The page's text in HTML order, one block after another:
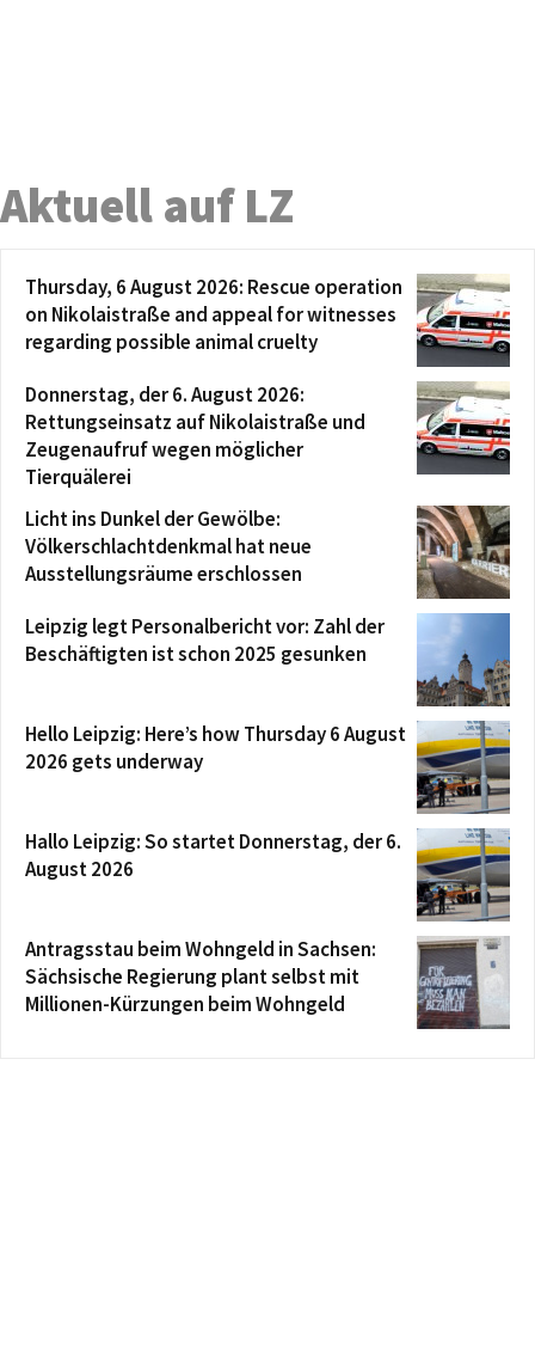
Aktuell auf LZ
Thursday, 6 August 2026: Rescue operation
on Nikolaistraße and appeal for witnesses
regarding possible animal cruelty
Donnerstag, der 6. August 2026:
Rettungseinsatz auf Nikolaistraße und
Zeugenaufruf wegen möglicher
Tierquälerei
Licht ins Dunkel der Gewölbe:
Völkerschlachtdenkmal hat neue
Ausstellungsräume erschlossen
Leipzig legt Personalbericht vor: Zahl der
Beschäftigten ist schon 2025 gesunken
Hello Leipzig: Here’s how Thursday 6 August
2026 gets underway
Hallo Leipzig: So startet Donnerstag, der 6.
August 2026
Antragsstau beim Wohngeld in Sachsen:
Sächsische Regierung plant selbst mit
Millionen-Kürzungen beim Wohngeld